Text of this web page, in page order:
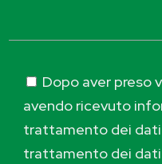
Dopo aver preso
avendo ricevuto
trattamento dei dati
trattamento dei